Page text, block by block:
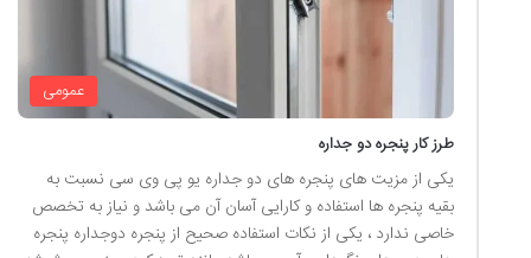
عمومی
طرز کار پنجره دو جداره
یکی از مزیت های پنجره های دو جداره یو پی وی سی نسبت به
بقیه پنجره ها استفاده و کارایی آسان آن می باشد و نیاز به تخصص
خاصی ندارد ، یکی از نکات استفاده صحیح از پنجره دوجداره پنجره